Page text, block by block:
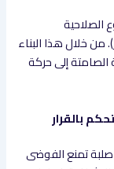
الصلاحية
من خلال هذا البناء
إلى حركة
بالقرار
تمنع الفوضى